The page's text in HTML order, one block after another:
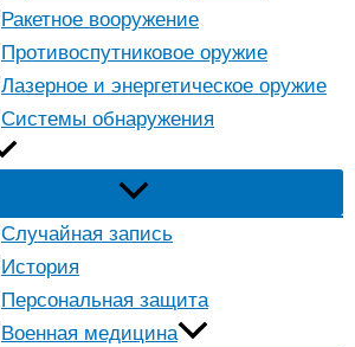
Ракетное вооружение
Противоспутниковое оружие
Лазерное и энергетическое оружие
Системы обнаружения
Случайная запись
История
Персональная защита
Военная медицина